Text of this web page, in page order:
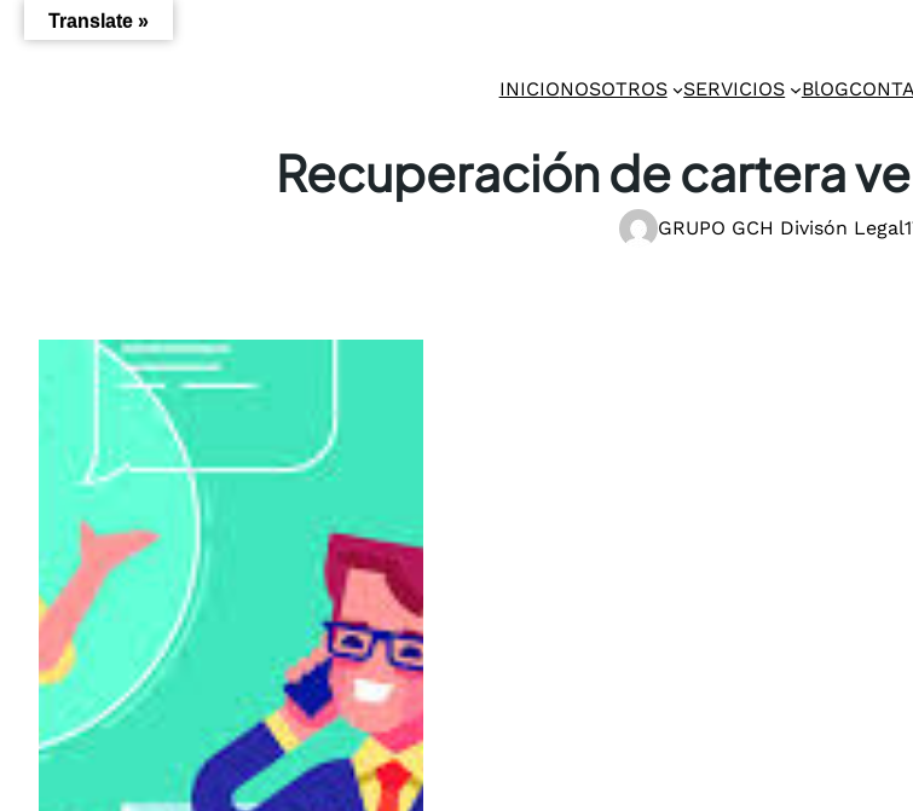
Saltar
INICIONOSOTROS SERVICIOS BlOG
Recuperación de cartera
GRUPO GCH Divisón Legal
Translate »